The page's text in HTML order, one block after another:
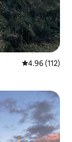
Calificación
4.96 (112)